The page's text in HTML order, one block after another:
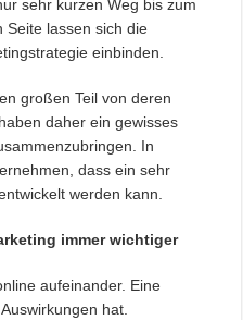
sehr kurzen Weg bis zum
Seite lassen sich die
einbinden.
großen Teil von deren
daher ein gewisses
In
dass ein sehr
werden kann.
immer wichtiger
aufeinander. Eine
hat.